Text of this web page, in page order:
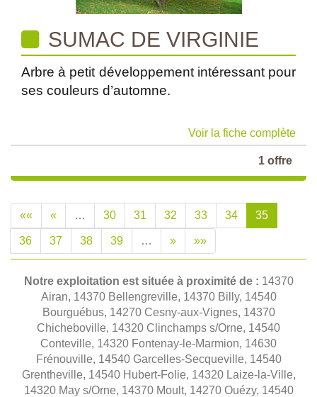
SUMAC DE VIRGINIE
Arbre à petit développement intéressant pour
ses couleurs d’automne.
Voir la fiche complète
1 offre
«« « … 30 31 32 33 34 35
36 37 38 39 … » »»
Notre exploitation est située à proximité de : 14370
Airan, 14370 Bellengreville, 14370 Billy, 14540
Bourguébus, 14270 Cesny-aux-Vignes, 14370
Chicheboville, 14320 Clinchamps s/Orne, 14540
Conteville, 14320 Fontenay-le-Marmion, 14630
Frénouville, 14540 Garcelles-Secqueville, 14540
Grentheville, 14540 Hubert-Folie, 14320 Laize-la-Ville,
14320 May s/Orne, 14370 Moult, 14270 Ouézy, 14540